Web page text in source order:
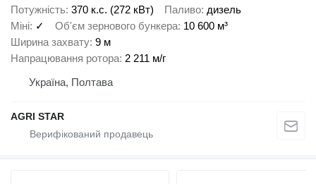
Потужність 370 к.с. (272 кВт) Паливо дизель
Міні ✓ Об'єм зернового бункера 10 600 м³
Ширина захвату 9 м
Напрацювання ротора 2 211 м/г
Україна, Полтава
AGRI STAR